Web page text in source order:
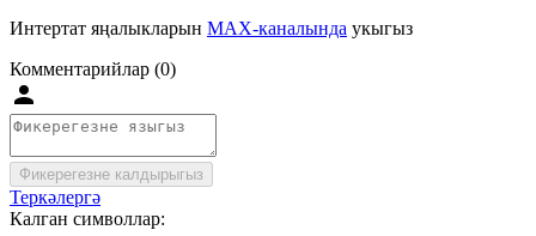
Интертат яңалыкларын MAX-каналында укыгыз
Комментарийлар (0)
Фикерегезне калдырыгыз
Теркәлергә
Калган символлар: